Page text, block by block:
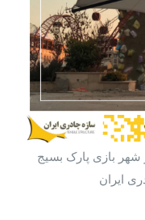
شهر بازی پارک بسیج
ایران